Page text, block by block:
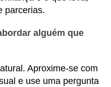
parcerias.
alguém que
Aproxime-se com
e use uma pergunta